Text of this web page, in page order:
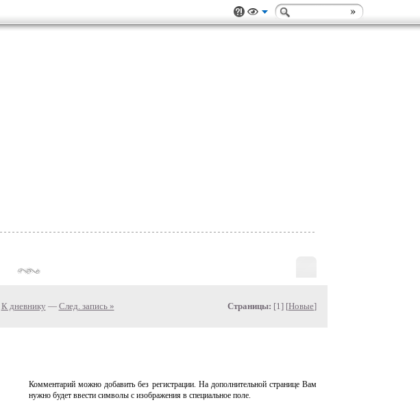
К дневнику — След. запись » Страницы: [1] [Новые]
Комментарий можно добавить без регистрации. На дополнительной странице Вам
нужно будет ввести символы с изображения в специальное поле.